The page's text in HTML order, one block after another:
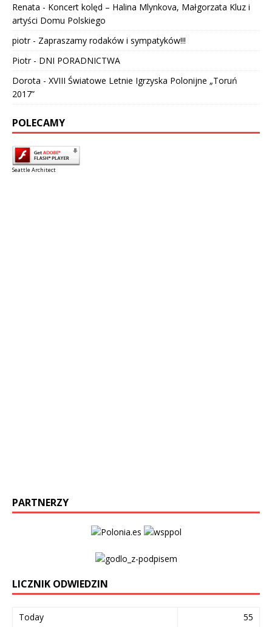
Renata - Koncert kolęd – Halina Mlynkova, Małgorzata Kluz i
artyści Domu Polskiego
piotr- Zapraszamy rodaków i sympatyków!!!
Piotr- DNI PORADNICTWA
Dorota - XVIII Światowe Letnie Igrzyska Polonijne „Toruń
2017”
POLECAMY
Seattle Architect
PARTNERZY
LICZNIK ODWIEDZIN
Today 55